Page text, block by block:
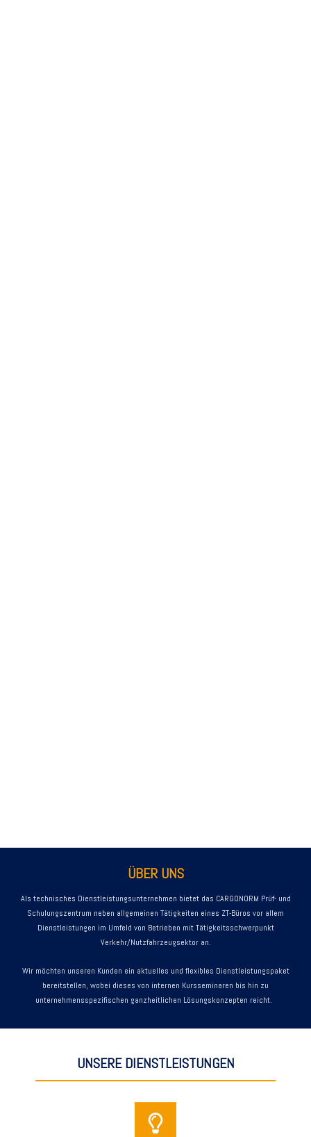
ÜBER UNS
Als technisches Dienstleistungsunternehmen bietet das CARGONORM Prüf- und
Schulungszentrum neben allgemeinen Tätigkeiten eines ZT-Büros vor allem
Dienstleistungen im Umfeld von Betrieben mit Tätigkeitsschwerpunkt
Verkehr/Nutzfahrzeugsektor an.
Wir möchten unseren Kunden ein aktuelles und flexibles Dienstleistungspaket
bereitstellen, wobei dieses von internen Kursseminaren bis hin zu
unternehmensspezifischen ganzheitlichen Lösungskonzepten reicht.
UNSERE DIENSTLEISTUNGEN